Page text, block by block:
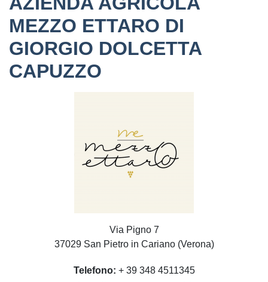
MEZZO ETTARO DI
GIORGIO DOLCETTA
CAPUZZO
Via Pigno 7
37029 San Pietro in Cariano (Verona)
Telefono + 39 348 4511345